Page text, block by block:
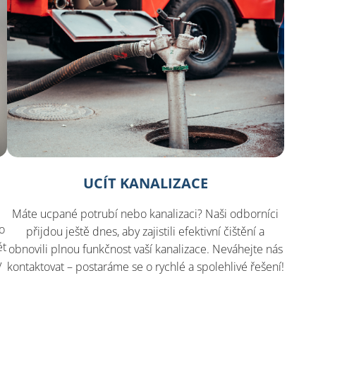
UCÍT KANALIZACE
Máte ucpané potrubí nebo kanalizaci? Naši odborníci
přijdou ještě dnes, aby zajistili efektivní čištění a
obnovili plnou funkčnost vaší kanalizace. Neváhejte nás
kontaktovat – postaráme se o rychlé a spolehlivé řešení!